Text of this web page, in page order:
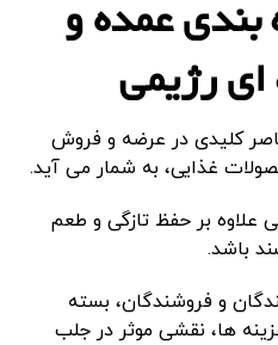
عمده و
ای رژیمی
کلیدی در عرضه و فروش
غذایی، به شمار می آید.
علاوه بر حفظ تازگی و طعم
باشد.
و فروشندگان، بسته
ها، نقشی موثر در جلب